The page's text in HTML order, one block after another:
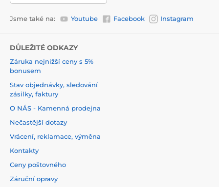
Jsme také na: Youtube Facebook Instagram
DŮLEŽITÉ ODKAZY
Záruka nejnižší ceny s 5%
bonusem
Stav objednávky, sledování
zásilky, faktury
O NÁS - Kamenná prodejna
Nečastější dotazy
Vrácení, reklamace, výměna
Kontakty
Ceny poštovného
Záruční opravy